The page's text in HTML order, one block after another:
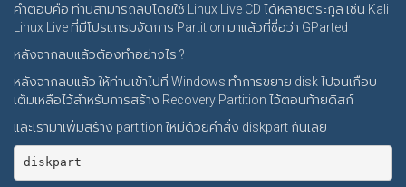
คำตอบคือ ท่านสามารถลบโดยใช้ Linux Live CD ได้หลายตระกูล เช่น Kali
Linux Live ที่มีโปรแกรมจัดการ Partition มาแล้วที่ชื่อว่า GParted
หลังจากลบแล้วต้องทำอย่างไร ?
หลังจากลบแล้ว ให้ท่านเข้าไปที่ Windows ทำการขยาย disk ไปจนเกือบ
เต็มเหลือไว้สำหรับการสร้าง Recovery Partition ไว้ตอนท้ายดิสก์
และเรามาเพิ่มสร้าง partition ใหม่ด้วยคำสั่ง diskpart กันเลย